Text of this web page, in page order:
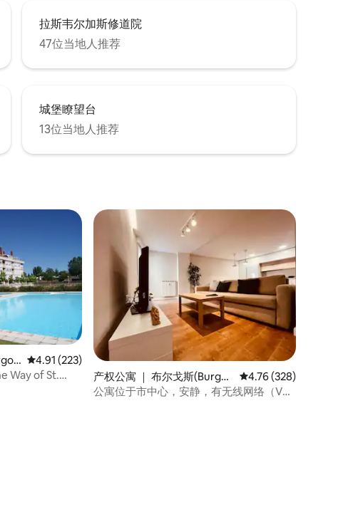
拉斯韦尔加斯修道院
47位当地人推荐
城堡瞭望台
13位当地人推荐
价
平均评分 4.91 分（满分 5 分），共 223 条评价
4.91 (223)
Way of St.
产权公寓 ｜ 布尔戈斯(Burgo
s)
平均评分 4.76 分（满
4.76 (328)
公寓位于市中心，安静，有无线网络（VuT